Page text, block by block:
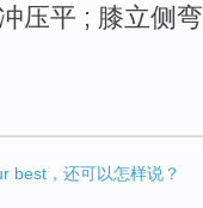
压平 ; 膝立侧
best，还可以怎样说？